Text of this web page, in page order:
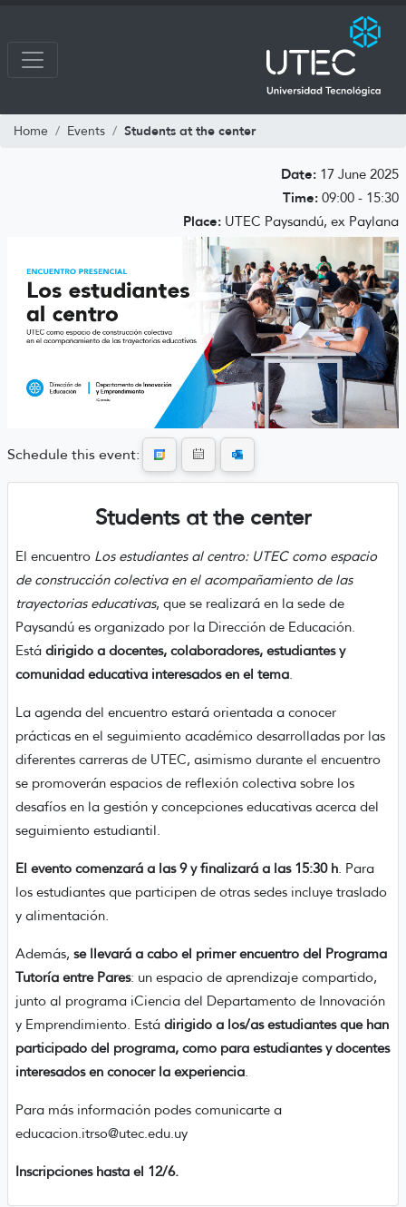
Home Events Students at the center
Date: 17 June 2025
Time: 09:00 - 15:30
Place: UTEC Paysandú, ex Paylana
Schedule this event:
Students at the center
El encuentro Los estudiantes al centro: UTEC como espacio
de construcción colectiva en el acompañamiento de las
trayectorias educativas, que se realizará en la sede de
Paysandú es organizado por la Dirección de Educación.
Está dirigido a docentes, colaboradores, estudiantes y
comunidad educativa interesados en el tema.
La agenda del encuentro estará orientada a conocer
prácticas en el seguimiento académico desarrolladas por las
diferentes carreras de UTEC, asimismo durante el encuentro
se promoverán espacios de reflexión colectiva sobre los
desafíos en la gestión y concepciones educativas acerca del
seguimiento estudiantil.
El evento comenzará a las 9 y finalizará a las 15:30 h. Para
los estudiantes que participen de otras sedes incluye traslado
y alimentación.
Además, se llevará a cabo el primer encuentro del Programa
Tutoría entre Pares: un espacio de aprendizaje compartido,
junto al programa iCiencia del Departamento de Innovación
y Emprendimiento. Está dirigido a los/as estudiantes que han
participado del programa, como para estudiantes y docentes
interesados en conocer la experiencia.
Para más información podes comunicarte a
educacion.itrso@utec.edu.uy
Inscripciones hasta el 12/6.